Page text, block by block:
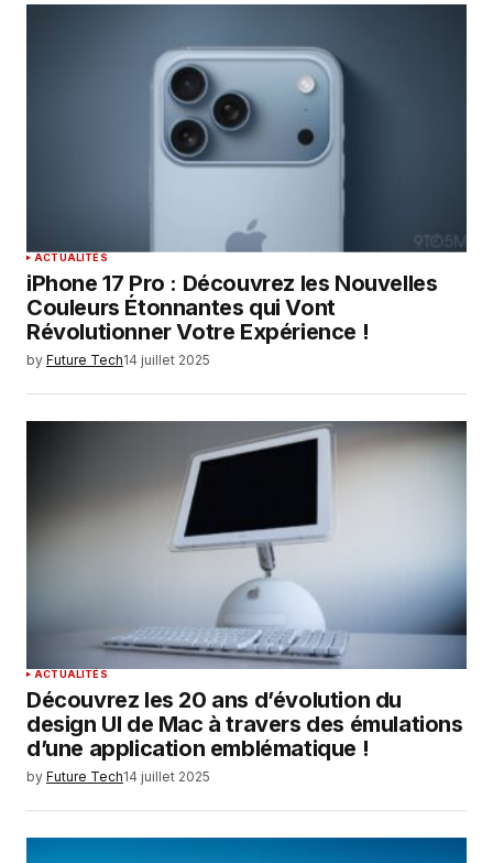
ACTUALITÉS
iPhone 17 Pro : Découvrez les Nouvelles
Couleurs Étonnantes qui Vont
Révolutionner Votre Expérience !
by Future Tech14 juillet 2025
ACTUALITÉS
Découvrez les 20 ans d’évolution du
design UI de Mac à travers des émulations
d’une application emblématique !
by Future Tech14 juillet 2025